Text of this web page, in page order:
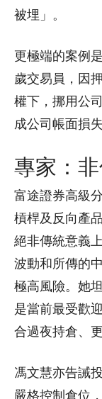
被埋」。
更極端的案例
歲交易員，因
權下，挪用公
成公司帳面損
專家：
富途證券高級
槓桿及反向產
絕非傳統意義
波動和所傳的
極高風險。她
是當前最受歡
合過夜持倉、
馮文慧亦告誡
嚴格控制倉位